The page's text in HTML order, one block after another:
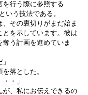
を行う際に参照する
いう技法である。
、その裏切りがまだ始ま
とを示しています。彼は
う計画を進めていま
落とした。
・」
が、私にお伝えできるの